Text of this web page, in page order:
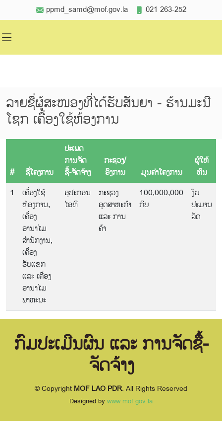
ppmd_samd@mof.gov.la 021 263-252
ລາຍຊື່ຜູ້ສະໜອງທີ່ໄດ້ຮັບສັນຍາ - ຮ້ານມະນີ
ໂຊກ ເຄື່ອງໃຊ້ຫ້ອງການ
# ຊື່ໂຄງການ
ປະເພດ
ການຈັດ
ຊື້-ຈັດຈ້າງ
ກະຊວງ/
ອົງການ
ມູນຄ່າໂຄງການ
ຜູ້ໃຫ້
ທຶນ
1
ເຄື່ອງໃຊ້
ຫ້ອງການ,
ເຄື່ອງ
ອານາໄມ
ສຳນັກງານ,
ເຄື່ອງ
ຮັບແຂກ
ແລະ ເຄື່ອງ
ອານາໄມ
ພາຫະນະ
ອຸປະກອນ
ໄອທີ
ກະຊວງ
ອຸດສາຫະກຳ
ແລະ ການ
ຄ້າ
100,000,000
ກີບ
ງົບ
ປະມານ
ລັດ
ກົມປະເມີນຜົນ ແລະ ການຈັດຊື້-
ຈັດຈ້າງ
© Copyright MOF LAO PDR. All Rights Reserved
Designed by www.mof.gov.la